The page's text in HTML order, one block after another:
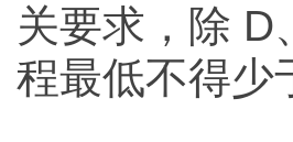
关要求，除 D
程最低不得少